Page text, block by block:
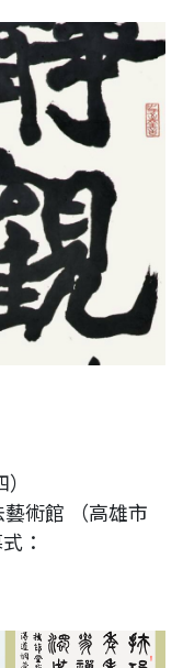
術館 （高雄市
：